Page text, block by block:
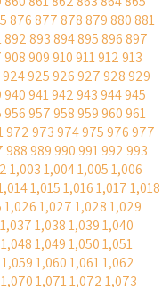
876877878879880881
892893894895896897
908909910911912913
924925926927928929
940941942943944945
956957958959960961
972973974975976977
988989990991992993
1,0031,0041,0051,006
1,0151,0161,0171,018
1,0261,0271,0281,029
1,0371,0381,0391,040
1,0481,0491,0501,051
1,0591,0601,0611,062
1,0701,0711,0721,073